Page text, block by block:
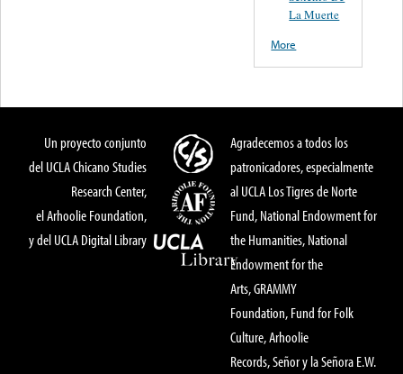
La Muerte
More
Un proyecto conjunto
del UCLA Chicano Studies
Research Center,
el Arhoolie Foundation,
y del UCLA Digital Library
Agradecemos a todos los
patronicadores, especialmente
al UCLA Los Tigres de Norte
Fund, National Endowment for
the Humanities, National
Endowment for the
Arts, GRAMMY
Foundation, Fund for Folk
Culture, Arhoolie
Records, Señor y la Señora E.W.